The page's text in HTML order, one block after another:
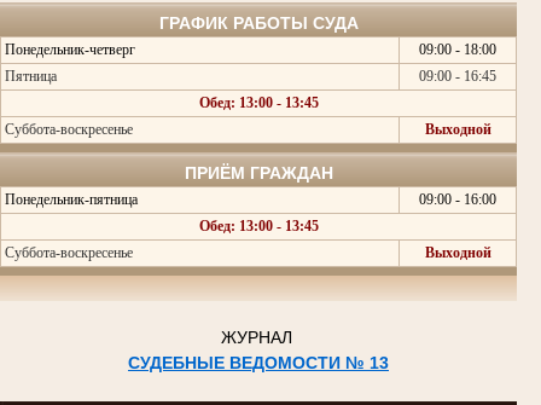
ГРАФИК РАБОТЫ СУДА
Понедельник-четверг
09:00 - 18:00
Пятница
09:00 - 16:45
Обед: 13:00 - 13:45
Суббота-воскресенье
Выходной
ПРИЁМ ГРАЖДАН
Понедельник-пятница
09:00 - 16:00
Обед: 13:00 - 13:45
Суббота-воскресенье
Выходной
ЖУРНАЛ
СУДЕБНЫЕ ВЕДОМОСТИ № 13